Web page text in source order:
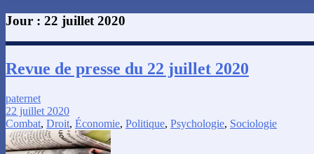
Jour : 22 juillet 2020
Revue de presse du 22 juillet 2020
paternet
22 juillet 2020
Combat, Droit, Économie, Politique, Psychologie, Sociologie